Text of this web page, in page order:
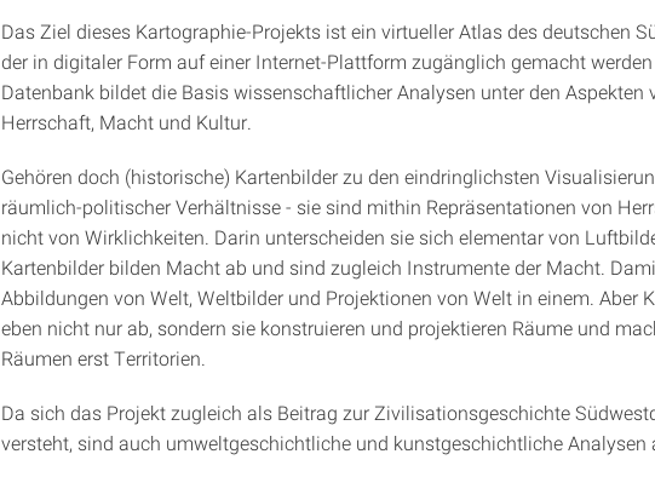
Das Ziel dieses Kartographie-Projekts ist ein virtueller Atlas des deutschen
der in digitaler Form auf einer Internet-Plattform zugänglich gemacht
Datenbank bildet die Basis wissenschaftlicher Analysen unter den Aspekten
Herrschaft, Macht und Kultur.
Gehören doch (historische) Kartenbilder zu den eindringlichsten
räumlich-politischer Verhältnisse - sie sind mithin Repräsentationen von
nicht von Wirklichkeiten. Darin unterscheiden sie sich elementar von
Kartenbilder bilden Macht ab und sind zugleich Instrumente der Macht.
Abbildungen von Welt, Weltbilder und Projektionen von Welt in einem. Aber
eben nicht nur ab, sondern sie konstruieren und projektieren Räume und
Räumen erst Territorien.
Da sich das Projekt zugleich als Beitrag zur Zivilisationsgeschichte
versteht, sind auch umweltgeschichtliche und kunstgeschichtliche Analysen